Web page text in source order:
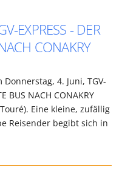
EXPRESS - DER
CONAKRY
4. Juni, TGV-
BUS NACH CONAKRY
Eine kleine, zufällig
Reisender begibt sich in